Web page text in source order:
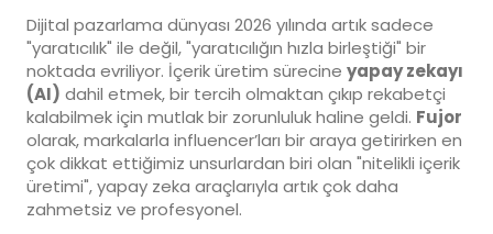
Dijital pazarlama dünyası 2026 yılında artık sadece
"yaratıcılık" ile değil, "yaratıcılığın hızla birleştiği" bir
noktada evriliyor. İçerik üretim sürecine yapay zekayı
(AI) dahil etmek, bir tercih olmaktan çıkıp rekabetçi
kalabilmek için mutlak bir zorunluluk haline geldi. Fujor
olarak, markalarla influencer’ları bir araya getirirken en
çok dikkat ettiğimiz unsurlardan biri olan "nitelikli içerik
üretimi", yapay zeka araçlarıyla artık çok daha
zahmetsiz ve profesyonel.